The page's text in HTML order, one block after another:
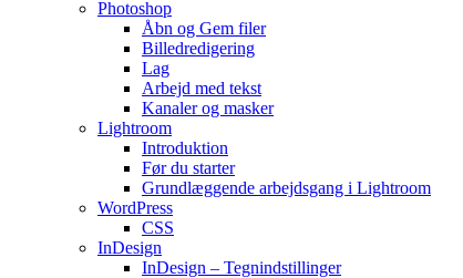
Photoshop
Åbn og Gem filer
Billedredigering
Lag
Arbejd med tekst
Kanaler og masker
Lightroom
Introduktion
Før du starter
Grundlæggende arbejdsgang i Lightroom
WordPress
CSS
InDesign
InDesign – Tegnindstillinger